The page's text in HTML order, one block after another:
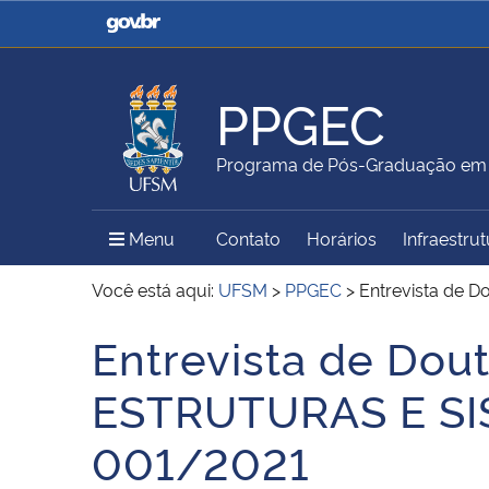
Casa Civil
Ministério da Justiça e
Ministério da Agricultura,
Pecuária e Abastecimento
Ministério da Educação
Ministério do Meio Ambiente Ministério do Turismo
Secretaria de Governo
Gabinete de Segurança
Institucional
PPGEC
Programa de Pós-Graduação
Menu Menu Principal do Sítio
Contato Horários
Você está aqui: UFSM > PPGEC > Entrevista de
Início do conteúdo
Entrevista de
ESTRUTURAS E
001/2021